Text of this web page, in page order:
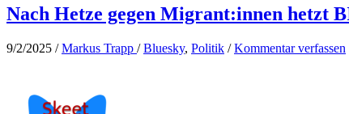
Nach Hetze gegen Migrant:innen hetzt
9/2/2025 /Markus Trapp /Bluesky, Politik /Kommentar verfassen